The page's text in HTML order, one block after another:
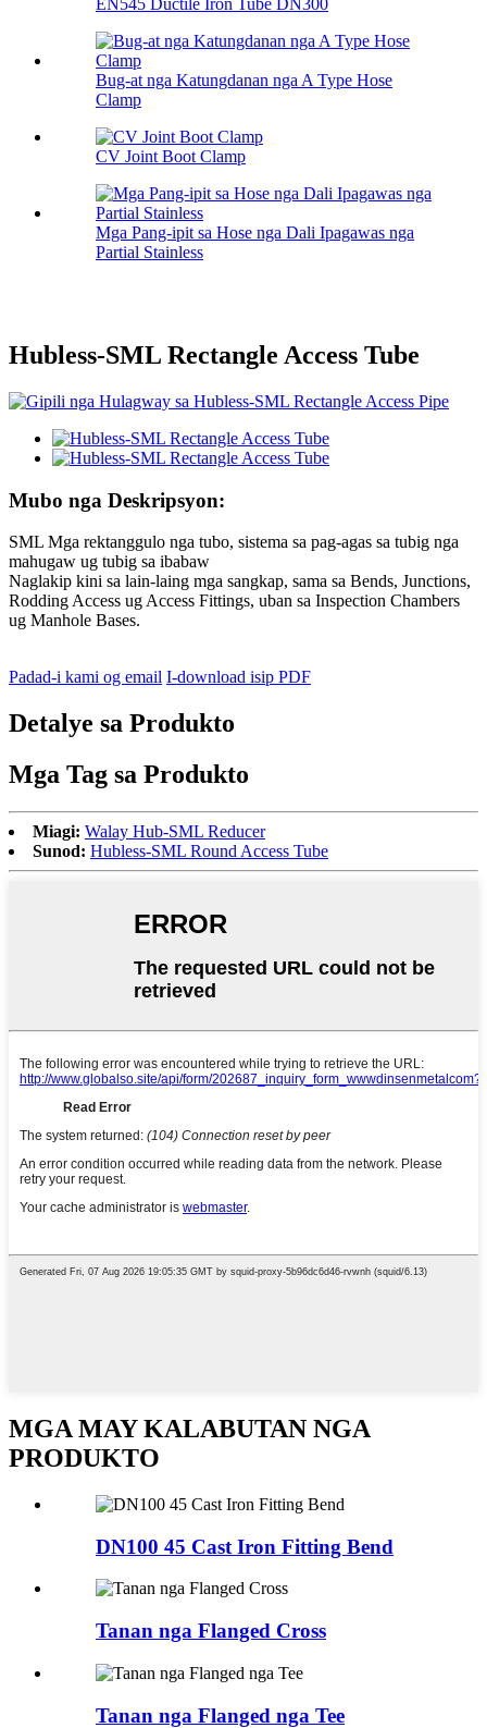
EN545 Ductile Iron Tube DN300
Bug-at nga Katungdanan nga A Type Hose
Clamp
CV Joint Boot Clamp
Mga Pang-ipit sa Hose nga Dali Ipagawas nga
Partial Stainless
Hubless-SML Rectangle Access Tube
Mubo nga Deskripsyon:
SML Mga rektanggulo nga tubo, sistema sa pag-agas sa tubig nga
mahugaw ug tubig sa ibabaw
Naglakip kini sa lain-laing mga sangkap, sama sa Bends, Junctions,
Rodding Access ug Access Fittings, uban sa Inspection Chambers
ug Manhole Bases.
Padad-i kami og email I-download isip PDF
Detalye sa Produkto
Mga Tag sa Produkto
Miagi: Walay Hub-SML Reducer
Sunod: Hubless-SML Round Access Tube
MGA MAY KALABUTAN NGA
PRODUKTO
DN100 45 Cast Iron Fitting Bend
Tanan nga Flanged Cross
Tanan nga Flanged nga Tee